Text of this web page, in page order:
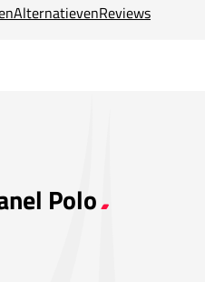
AlternatievenReviews
Polo